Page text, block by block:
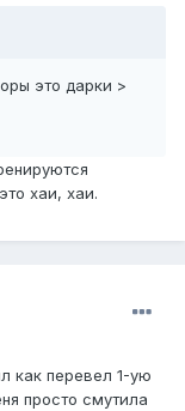
это дарки >
хаи, хаи.
как перевел 1-ую
просто смутила